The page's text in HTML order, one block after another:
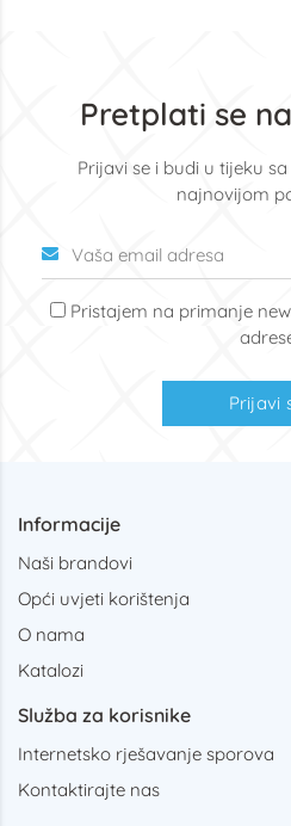
Pretplati se
Prijavi se i budi u tijeku
najnovijom
Pristajem na primanje
Prijavi
Informacije
Naši brandovi
Opći uvjeti korištenja
O nama
Katalozi
Služba za korisnike
Internetsko rješavanje sporova
Kontaktirajte nas